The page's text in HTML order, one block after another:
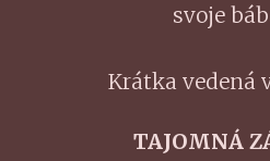
svoje
Krátka vedená
TAJOMNÁ